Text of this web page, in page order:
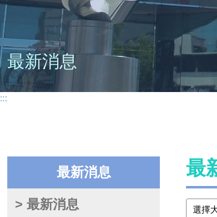
最新消息
:::
最新消息
> 最新消息
最